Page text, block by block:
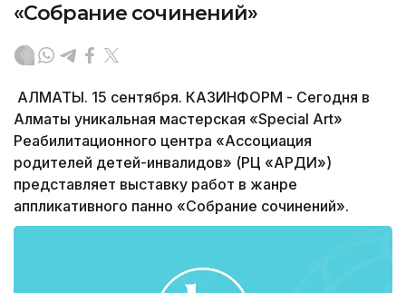
«Собрание сочинений»
АЛМАТЫ. 15 сентября. КАЗИНФОРМ - Сегодня в
Алматы уникальная мастерская «Special Art»
Реабилитационного центра «Ассоциация
родителей детей-инвалидов» (РЦ «АРДИ»)
представляет выставку работ в жанре
аппликативного панно «Собрание сочинений».